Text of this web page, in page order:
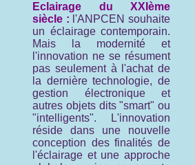
Eclairage du XXIème
siècle : l'ANPCEN souhaite
un éclairage contemporain.
Mais la modernité et
l'innovation ne se résument
pas seulement à l'achat de
la dernière technologie, de
gestion électronique et
autres objets dits "smart" ou
"intelligents". L'innovation
réside dans une nouvelle
conception des finalités de
l'éclairage et une approche